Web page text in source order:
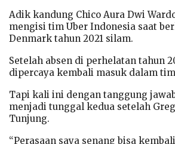
Adik kandung Chico Aura Dwi
mengisi tim Uber Indonesia saat
Denmark tahun 2021 silam.
Setelah absen di perhelatan tahun
dipercaya kembali masuk dalam
Tapi kali ini dengan tanggung
menjadi tunggal kedua setelah
Tunjung.
“Perasaan saya senang bisa